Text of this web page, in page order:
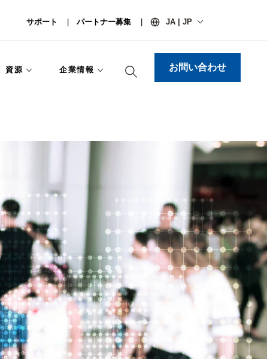
サポート パートナー募集 JA | JP
資源 企業情報​ お問い合わせ